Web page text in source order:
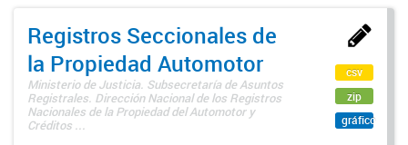
Registros Seccionales de
la Propiedad Automotor
Ministerio de Justicia. Subsecretaría de Asuntos
Registrales. Dirección Nacional de los Registros
Nacionales de la Propiedad del Automotor y
Créditos ...
csv
zip
gráfico